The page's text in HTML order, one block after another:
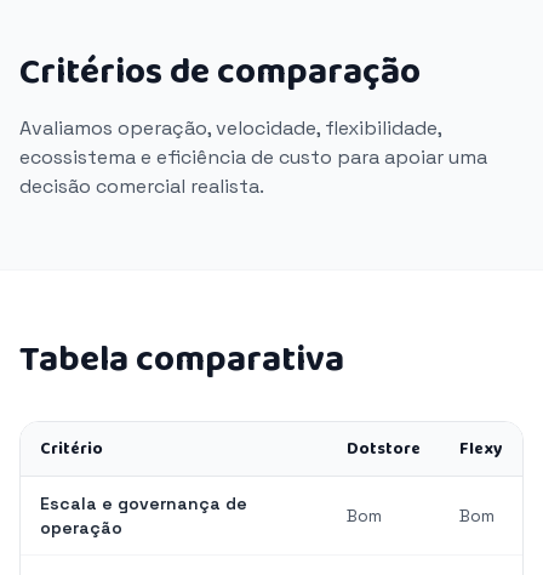
Critérios de comparação
Avaliamos operação, velocidade, flexibilidade,
ecossistema e eficiência de custo para apoiar uma
decisão comercial realista.
Tabela comparativa
Critério Dotstore Flexy
Escala e governança de
operação
Bom Bom